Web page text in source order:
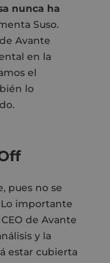
nunca ha
Suso.
Avante
en la
el
lo
pues no se
importante
de Avante
y la
estar cubierta